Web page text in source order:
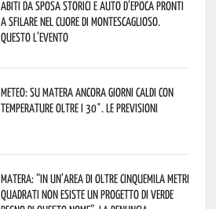
Abiti da sposa storici e auto d’epoca pronti
a sfilare nel cuore di Montescaglioso.
Questo l’evento
Meteo: su Matera ancora giorni caldi con
temperature oltre i 30°. Le previsioni
Matera: “In un’area di oltre cinquemila metri
quadrati non esiste un progetto di verde